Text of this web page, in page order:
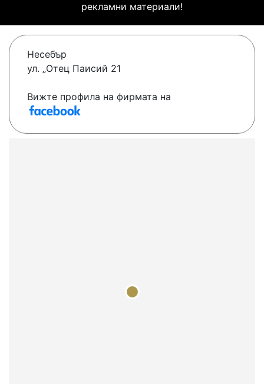
рекламни материали!
Несебър
ул. „Отец Паисий 21
Вижте профила на фирмата на